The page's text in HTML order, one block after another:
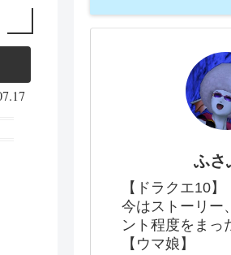
ふさ
【ドラクエ10】
今はストーリー
ント程度をまっ
【ウマ娘】